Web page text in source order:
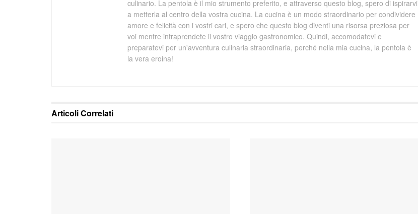
culinario. La pentola è il mio strumento preferito, e attraverso questo blog, spero di ispirarvi
a metterla al centro della vostra cucina. La cucina è un modo straordinario per condividere
amore e felicità con i vostri cari, e spero che questo blog diventi una risorsa preziosa per
voi mentre intraprendete il vostro viaggio gastronomico. Quindi, accomodatevi e
preparatevi per un'avventura culinaria straordinaria, perché nella mia cucina, la pentola è
la vera eroina!
ArticoliCorrelati